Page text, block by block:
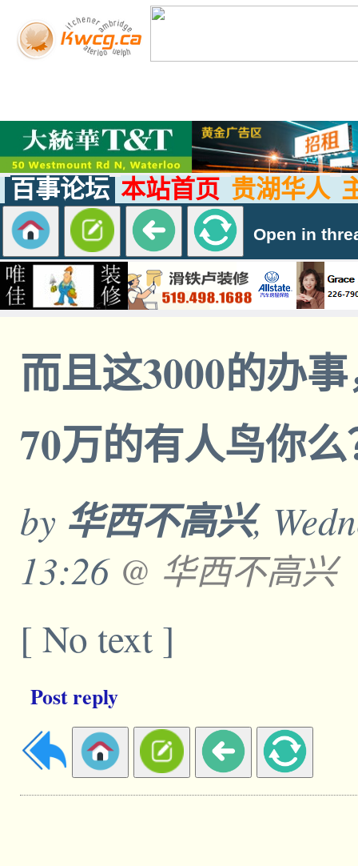
百事论坛 本站首页 贵湖华人
Open in
而且这3000的办
70万的有人鸟你
by 华西不高兴,
13:26 @ 华西不高兴
[ No text ]
Post reply